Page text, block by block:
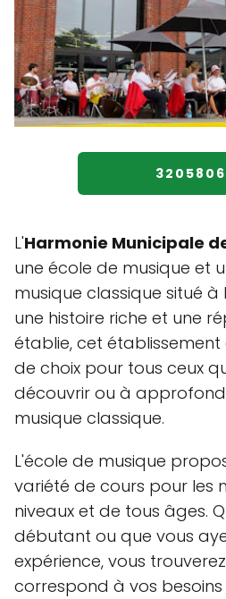
L'Harmonie Municipale
une école de musique et
musique classique situé à
une histoire riche et une
établie, cet
de choix pour tous ceux
découvrir ou à
musique classique.
L'école de musique
variété de cours pour les
niveaux et de tous âges.
débutant ou que vous
expérience, vous
correspond à vos